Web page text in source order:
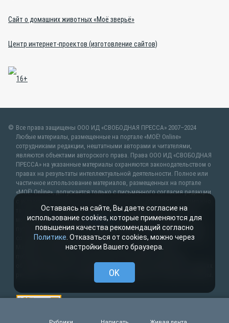
Сайт о домашних животных «Моё зверьё»
Центр интернет-проектов (изготовление сайтов)
Все права защищены ООО ИД «СВОБОДНАЯ ПРЕССА» 2007–2024
Любые материалы, размещенные на портале «МОЁ! Online»
сотрудниками редакции, нештатными авторами и читателями,
являются объектами авторского права. Права ООО ИД «СВОБОДНАЯ
ПРЕССА» на указанные материалы охраняются законодательством о
правах на результаты интеллектуальной деятельности. Полное или
частичное использование материалов, размещенных на портале
«МОЁ! Online», допускается только с письменного согласия редакции
только при условии гиперссылки на moe-lipetsk.ru.Все вопросы
можно задать по адресуweb@kpv.ru. В рубрике «От первого лица»
публикуются сообщения в рамках контрактов об информационном
сотрудничестве между редакцией «МОЁ! Online» и органами власти.
Материалы рубрик «Новости партнёров» и «Будь в курсе»
об информационном сотрудничестве и (или) размещаются на правах
) размещаются на правах рекламы.
Оставаясь на сайте, Вы даете согласие на
использование cookies, которые применяются для
повышения качества рекомендаций согласно
Политике . Отказаться от cookies, можно через
настройки Вашего браузера.
OK